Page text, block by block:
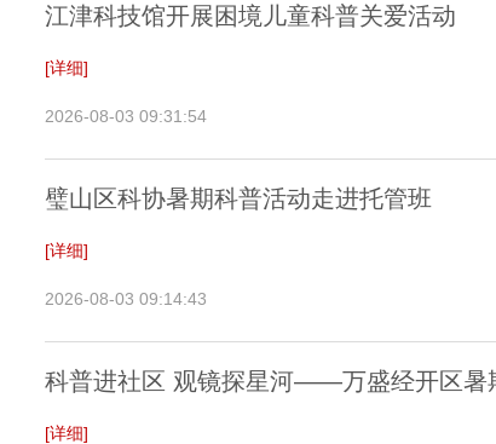
江津科技馆开展困境儿童科普关爱活动
[详细]
2026-08-03 09:31:54
璧山区科协暑期科普活动走进托管班
[详细]
2026-08-03 09:14:43
科普进社区 观镜探星河——万盛经开区暑
[详细]